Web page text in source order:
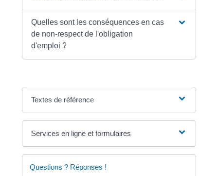
Quelles sont les conséquences en cas
de non-respect de l'obligation
d'emploi ?
Textes de référence
Services en ligne et formulaires
Questions ? Réponses !